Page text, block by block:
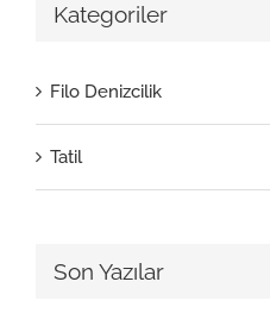
Kategoriler
Filo Denizcilik
Tatil
Son Yazılar